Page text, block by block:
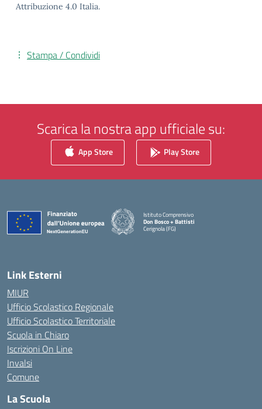
Attribuzione 4.0 Italia.
Stampa / Condividi
Scarica la nostra app ufficiale su:
App Store Play Store
Istituto Comprensivo
Don Bosco + Battisti
Cerignola (FG)
— Visita la pagina iniziale della scuola
Link Esterni
MIUR
Ufficio Scolastico Regionale
Ufficio Scolastico Territoriale
Scuola in Chiaro
Iscrizioni On Line
Invalsi
Comune
La Scuola